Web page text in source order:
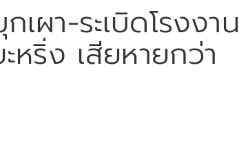
ผา-ระเบิดโรงงาน
หริ่ง เสียหายกว่า